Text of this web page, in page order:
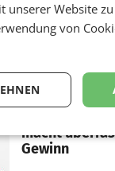
MARKETING & MEDIA
macht
Gewinn
Website
von